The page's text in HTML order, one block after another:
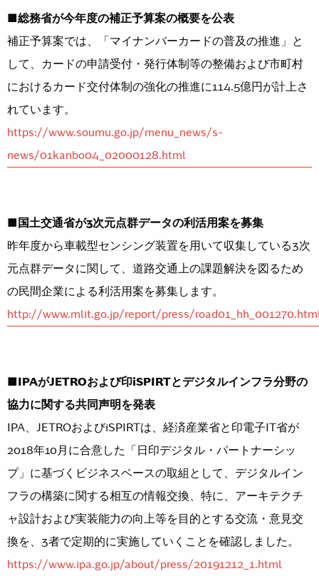
■総務省が今年度の補正予算案の概要を公表
補正予算案では、「マイナンバーカードの普及の推進」と
して、カードの申請受付・発行体制等の整備および市町村
におけるカード交付体制の強化の推進に114.5億円が計上さ
れています。
https://www.soumu.go.jp/menu_news/s-
news/01kanbo04_02000128.html
■国土交通省が3次元点群データの利活用案を募集
昨年度から車載型センシング装置を用いて収集している3次
元点群データに関して、道路交通上の課題解決を図るため
の民間企業による利活用案を募集します。
http://www.mlit.go.jp/report/press/
■IPAがJETROおよび印iSPIRTとデジタルインフラ分野の
協力に関する共同声明を発表
IPA、JETROおよびiSPIRTは、経済産業省と印電子IT省が
2018年10月に合意した「日印デジタル・パートナーシッ
プ」に基づくビジネスベースの取組として、デジタルイン
フラの構築に関する相互の情報交換、特に、アーキテクチ
ャ設計および実装能力の向上等を目的とする交流・意見交
換を、3者で定期的に実施していくことを確認しました。
https://www.ipa.go.jp/about/press/20191212_1.html